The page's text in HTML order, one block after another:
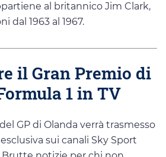
al britannico Jim Clark,
dal 1963 al 1967.
il Gran Premio di
1 in TV
GP di Olanda verrà trasmesso
sui canali Sky Sport